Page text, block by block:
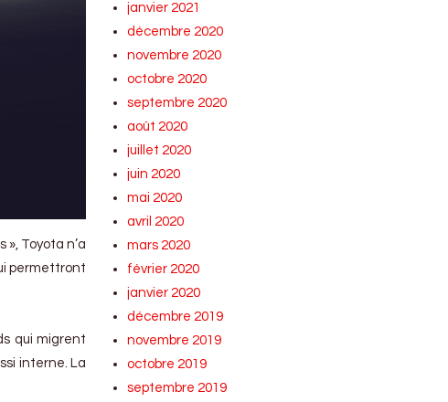
Toyota n’a
permettront
qui migrent
interne. La
janvier 2021
décembre 2020
novembre 2020
octobre 2020
septembre 2020
août 2020
juillet 2020
juin 2020
mai 2020
avril 2020
mars 2020
février 2020
janvier 2020
décembre 2019
novembre 2019
octobre 2019
septembre 2019